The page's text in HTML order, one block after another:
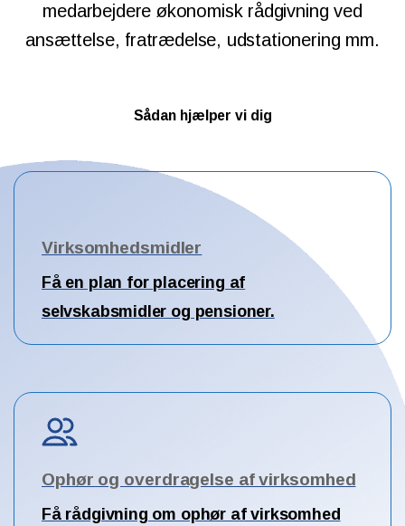
medarbejdere økonomisk rådgivning ved
ansættelse, fratrædelse, udstationering mm.
Sådan hjælper vi dig
Virksomhedsmidler
Få en plan for placering af
selvskabsmidler og pensioner.
Ophør og overdragelse af virksomhed
Få rådgivning om ophør af virksomhed